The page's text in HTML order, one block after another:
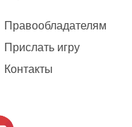
Правообладателям
Прислать игру
Контакты